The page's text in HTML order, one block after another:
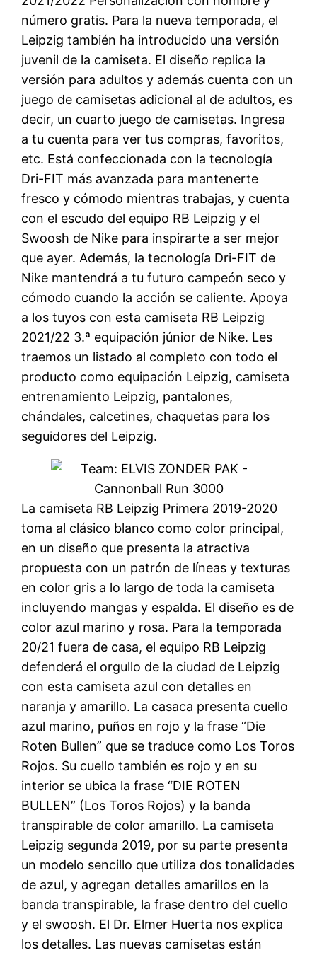
número gratis. Para la nueva temporada, el
Leipzig también ha introducido una versión
juvenil de la camiseta. El diseño replica la
versión para adultos y además cuenta con un
juego de camisetas adicional al de adultos, es
decir, un cuarto juego de camisetas. Ingresa
a tu cuenta para ver tus compras, favoritos,
etc. Está confeccionada con la tecnología
Dri-FIT más avanzada para mantenerte
fresco y cómodo mientras trabajas, y cuenta
con el escudo del equipo RB Leipzig y el
Swoosh de Nike para inspirarte a ser mejor
que ayer. Además, la tecnología Dri-FIT de
Nike mantendrá a tu futuro campeón seco y
cómodo cuando la acción se caliente. Apoya
a los tuyos con esta camiseta RB Leipzig
2021/22 3.ª equipación júnior de Nike. Les
traemos un listado al completo con todo el
producto como equipación Leipzig, camiseta
entrenamiento Leipzig, pantalones,
chándales, calcetines, chaquetas para los
seguidores del Leipzig.
La camiseta RB Leipzig Primera 2019-2020
toma al clásico blanco como color principal,
en un diseño que presenta la atractiva
propuesta con un patrón de líneas y texturas
en color gris a lo largo de toda la camiseta
incluyendo mangas y espalda. El diseño es de
color azul marino y rosa. Para la temporada
20/21 fuera de casa, el equipo RB Leipzig
defenderá el orgullo de la ciudad de Leipzig
con esta camiseta azul con detalles en
naranja y amarillo. La casaca presenta cuello
azul marino, puños en rojo y la frase “Die
Roten Bullen” que se traduce como Los Toros
Rojos. Su cuello también es rojo y en su
interior se ubica la frase “DIE ROTEN
BULLEN” (Los Toros Rojos) y la banda
transpirable de color amarillo. La camiseta
Leipzig segunda 2019, por su parte presenta
un modelo sencillo que utiliza dos tonalidades
de azul, y agregan detalles amarillos en la
banda transpirable, la frase dentro del cuello
y el swoosh. El Dr. Elmer Huerta nos explica
los detalles. Las nuevas camisetas están